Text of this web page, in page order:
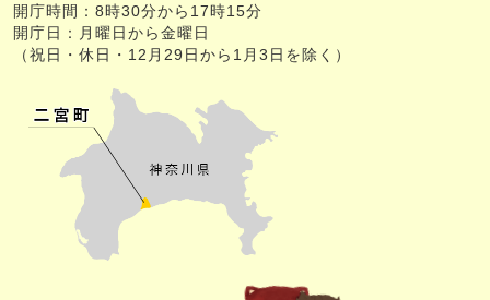
開庁時間：8時30分から17時15分
開庁日：月曜日から金曜日
（祝日・休日・12月29日から1月3日を除く）